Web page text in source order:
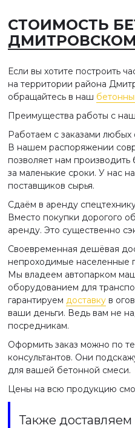
СТОИМОСТЬ
Если вы хотите построить
на территории района
обращайтесь в наш
Преимущества работы с
Работаем с заказами любых
В нашем распоряжении
позволяет нам
за маленькие сроки. У нас
поставщиков сырья.
Сдаём в аренду
Вместо покупки дорогого
аренду. Это существенно
Своевременная дешёвая
непроходимые населенные
Мы владеем автопарком
оборудованием для
гарантируем доставку в
ваши деньги. Ведь вам не
посредникам.
Оформить заказ можно по
консультантов. Они
для вашей бетонной смеси.
Цены на всю продукцию
Также доставляем